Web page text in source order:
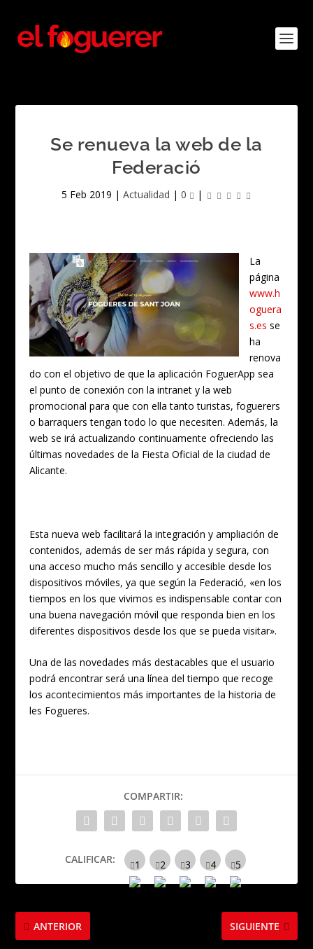
Se renueva la web de la
Federació
5 Feb 2019 | Actualidad | 0 |
La
página
www.h
oguera
s.es se
ha
renova
do con el objetivo de que la aplicación FoguerApp sea
el punto de conexión con la intranet y la web
promocional para que con ella tanto turistas, foguerers
o barraquers tengan todo lo que necesiten. Además, la
web se irá actualizando continuamente ofreciendo las
últimas novedades de la Fiesta Oficial de la ciudad de
Alicante.
Esta nueva web facilitará la integración y ampliación de
contenidos, además de ser más rápida y segura, con
una acceso mucho más sencillo y accesible desde los
dispositivos móviles, ya que según la Federació, «en los
tiempos en los que vivimos es indispensable contar con
una buena navegación móvil que responda bien en los
diferentes dispositivos desde los que se pueda visitar».
Una de las novedades más destacables que el usuario
podrá encontrar será una línea del tiempo que recoge
los acontecimientos más importantes de la historia de
les Fogueres.
COMPARTIR:
CALIFICAR:
ANTERIOR SIGUIENTE